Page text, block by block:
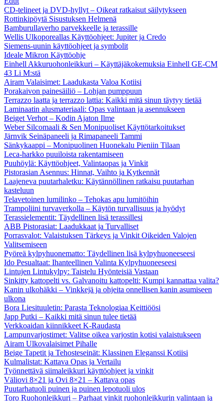
CD-telineet ja DVD-hyllyt – Oikeat ratkaisut säilytykseen
Rottinkipöytä Sisustuksen Helmenä
Bamburullaverho parvekkeelle ja terassille
Wellis Ulkoporeallas Käyttöohjeet: Jupiter ja Credo
Siemens-uunin käyttöohjeet ja symbolit
Ideale Mikron Käyttöohje
Einhell Akkuruohonleikkuri – Käyttäjäkokemuksia Einhell GE-CM
43 Li M:stä
Airam Valaisimet: Laadukasta Valoa Kotiisi
Porakaivon painesäiliö – Lohjan pumppuun
Terrazzo laatta ja terrazzo lattia: Kaikki mitä sinun täytyy tietää
Laminaatin alusmateriaali: Opas valintaan ja asennukseen
Beiget Verhot – Kodin Ajaton Ilme
Weber Silcomaali & Sen Monipuoliset Käyttötarkoitukset
Järnvik Seinäpaneeli ja Rimapaneeli Tammi
Sänkykaappi – Monipuolinen Huonekalu Pieniin Tilaan
Leca-harkko puuiloista rakentamiseen
Puuhöylä: Käyttöohjeet, Valintaopas ja Vinkit
Pistorasian Asennus: Hinnat, Vaihto ja Kytkennät
Laajeneva puutarhaletku: Käytännöllinen ratkaisu puutarhan
kasteluun
Telavetoinen lumilinko – Tehokas apu lumitöihin
Trampoliini turvaverkolla – Käytön turvallisuus ja hyödyt
Terassielementit: Täydellinen lisä terassillesi
ABB Pistorasiat: Laadukkaat ja Turvalliset
Porrasvalot: Valaistuksen Tärkeys ja Vinkit Oikeiden Valojen
Valitsemiseen
Pyöreä kylpyhuonematto: Täydellinen lisä kylpyhuoneeseesi
Ido Pesualtaat: Ihanteellinen Valinta Kylpyhuoneeseesi
Lintujen Lintukylpy: Taistelu Hyönteisiä Vastaan
Sinkitty kattopelti vs. Galvanoitu kattopelti: Kumpi kannattaa valita?
Kanin ulkohäkki – Vinkkejä ja ohjeita onnellisen kanin asumiseen
ulkona
Bora Liesituuletin: Parasta Teknologiaa Keittiöösi
Japp Putki – Kaikki mitä sinun tulee tietää
Verkkoaidan kiinnikkeet K-Raudasta
Lampunvarjostimet: Valitse oikea varjostin kotisi valaistukseen
Airam Ulkovalaisimet Pihalle
Beige Tapetit ja Tehosteseinät: Klassinen Eleganssi Kotiisi
Kulmalistat: Kattava Opas ja Vertailu
Työnnettävä siimaleikkuri käyttöohjeet ja vinkit
Väliovi 8×21 ja Ovi 8×21 – Kattava opas
Puutarhatuoli puinen ja puinen lepotuoli ulos
Toro Ruohonleikkuri – Parhaat vinkit ruohonleikkurin valintaan ja